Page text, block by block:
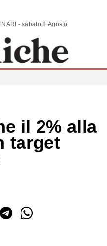
ANALISI | COMMENTI | SCENARI - sabato 8 Agosto 2026
il 2% alla
target